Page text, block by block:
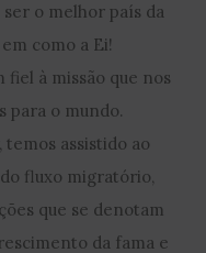
o melhor país da
como a Ei!
à missão que nos
para o mundo.
assistido ao
fluxo migratório,
que se denotam
da fama e